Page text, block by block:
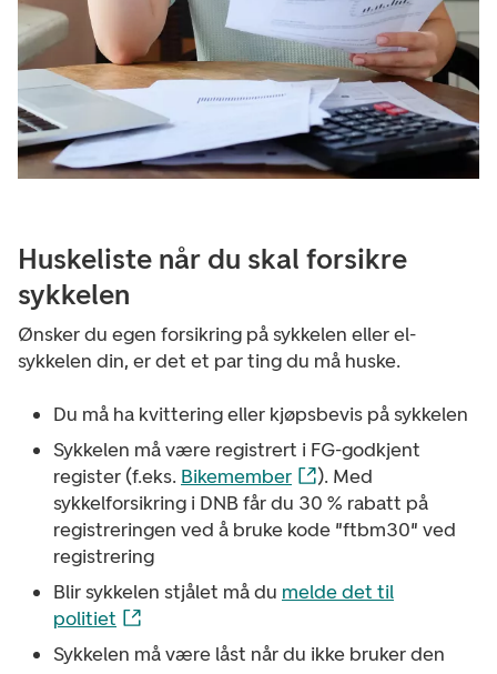
Huskeliste når du skal forsikre
sykkelen
Ønsker du egen forsikring på sykkelen eller el-
sykkelen din, er det et par ting du må huske.
Du må ha kvittering eller kjøpsbevis på sykkelen
Sykkelen må være registrert i FG-godkjent
register (f.eks. Bikemember
). Med
sykkelforsikring i DNB får du 30 % rabatt på
registreringen ved å bruke kode "ftbm30" ved
registrering
Blir sykkelen stjålet må du melde det til
politiet
Sykkelen må være låst når du ikke bruker den